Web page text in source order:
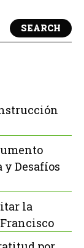
SEARCH
Desafíos
la